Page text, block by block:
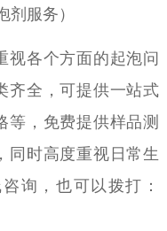
剂服务）
视各个方面的起泡问
齐全，可提供一站式
等，免费提供样品测
同时高度重视日常生
询，也可以拨打：